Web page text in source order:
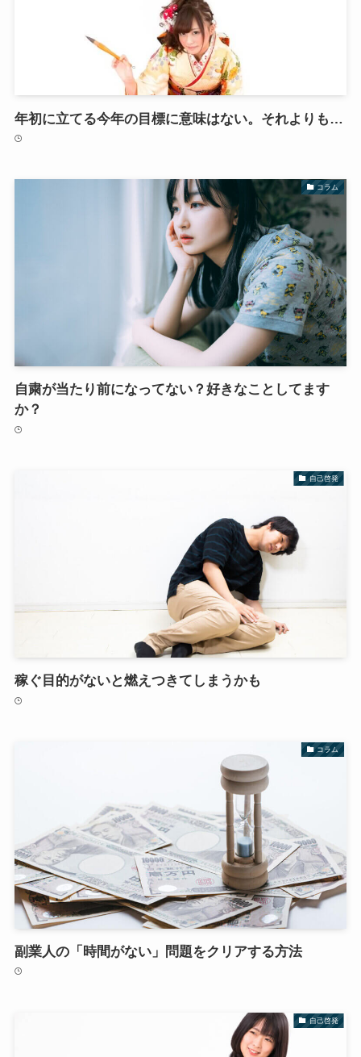
年初に立てる今年の目標に意味はない。それよりも…
コラム
自粛が当たり前になってない？好きなことしてます
か？
自己啓発
稼ぐ目的がないと燃えつきてしまうかも
コラム
副業人の「時間がない」問題をクリアする方法
自己啓発